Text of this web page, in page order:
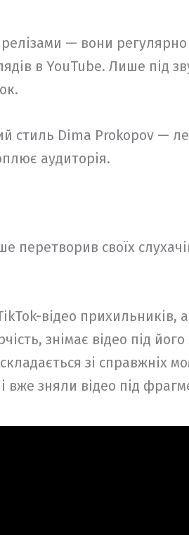
— вони
в YouTube. Лише під
Dima Prokopov —
аудиторія.
перетворив своїх
відео прихильників,
знімає відео під
зі справжніх
зняли відео під